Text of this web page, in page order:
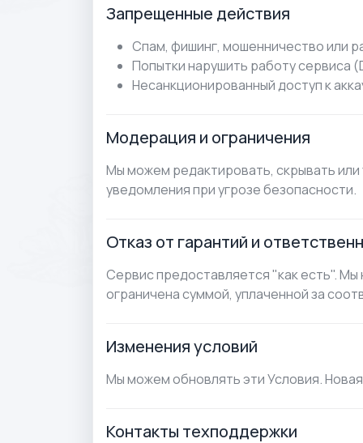
Запрещенные действия
Спам, фишинг, мошенничество или
Попытки нарушить работу сервиса
Несанкционированный доступ к
Модерация и ограничения
Мы можем редактировать, скрывать
уведомления при угрозе безопасности.
Отказ от гарантий и
Сервис предоставляется "как есть".
ограничена суммой, уплаченной за
Изменения условий
Мы можем обновлять эти Условия.
Контакты техподдержки